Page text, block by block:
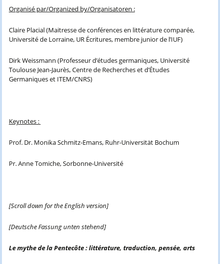
Organisé par/Organized by/Organisatoren :
Claire Placial (Maitresse de conférences en littérature comparée,
Université de Lorraine, UR Écritures, membre junior de l’IUF)
Dirk Weissmann (Professeur d’études germaniques, Université
Toulouse Jean-Jaurès, Centre de Recherches et d’Études
Germaniques et ITEM/CNRS)
Keynotes :
Prof. Dr. Monika Schmitz-Emans, Ruhr-Universität Bochum
Pr. Anne Tomiche, Sorbonne-Université
[Scroll down for the English version]
[Deutsche Fassung unten stehend]
Le mythe de la Pentecôte : littérature, traduction, pensée, arts